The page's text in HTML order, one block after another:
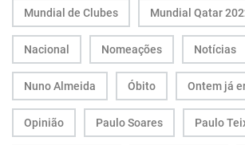
Mundial de Clubes Mundial Qatar
Nacional Nomeações Notícias
Nuno Almeida Óbito Ontem já
Opinião Paulo Soares Paulo